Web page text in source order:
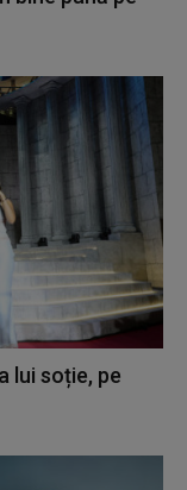
lui soție, pe